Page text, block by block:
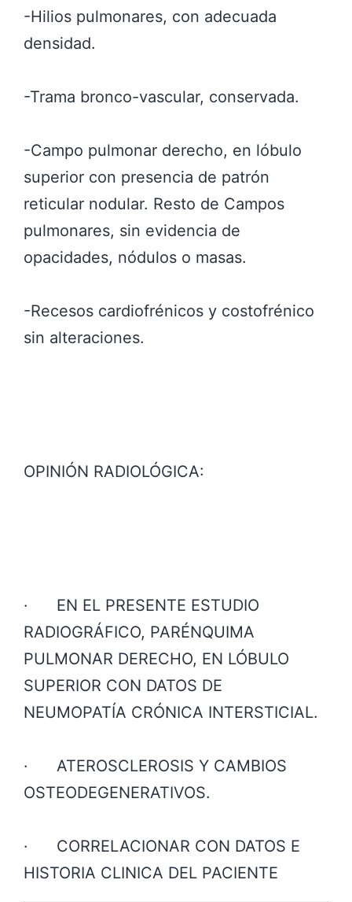
-Hilios pulmonares, con adecuada
densidad.
-Trama bronco-vascular, conservada.
-Campo pulmonar derecho, en lóbulo
superior con presencia de patrón
reticular nodular. Resto de Campos
pulmonares, sin evidencia de
opacidades, nódulos o masas.
-Recesos cardiofrénicos y costofrénico
sin alteraciones.
OPINIÓN RADIOLÓGICA:
· EN EL PRESENTE ESTUDIO
RADIOGRÁFICO, PARÉNQUIMA
PULMONAR DERECHO, EN LÓBULO
SUPERIOR CON DATOS DE
NEUMOPATÍA CRÓNICA INTERSTICIAL.
· ATEROSCLEROSIS Y CAMBIOS
OSTEODEGENERATIVOS.
· CORRELACIONAR CON DATOS E
HISTORIA CLINICA DEL PACIENTE